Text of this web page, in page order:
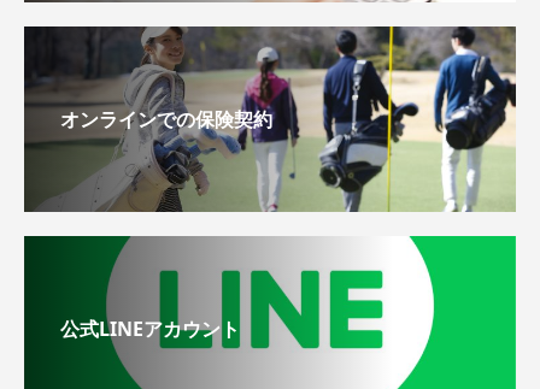
オンラインでの保険契約
公式LINEアカウント